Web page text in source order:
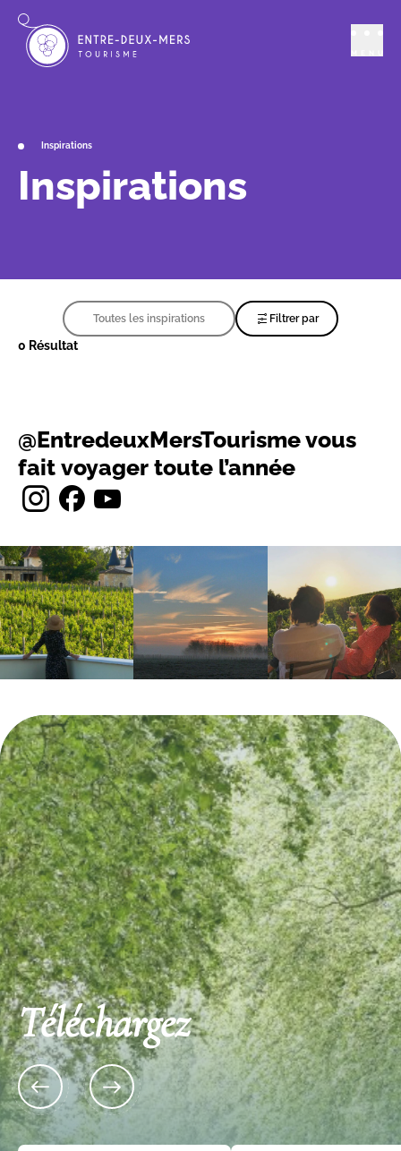
Inspirations
Inspirations
Toutes les inspirations Filtrer par
0 Résultat
@EntredeuxMersTourisme vous
fait voyager toute l’année
Téléchargez